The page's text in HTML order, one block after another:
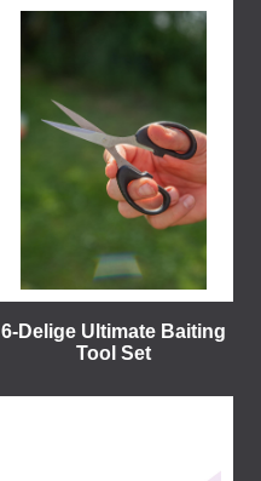
6-Delige Ultimate Baiting
Tool Set